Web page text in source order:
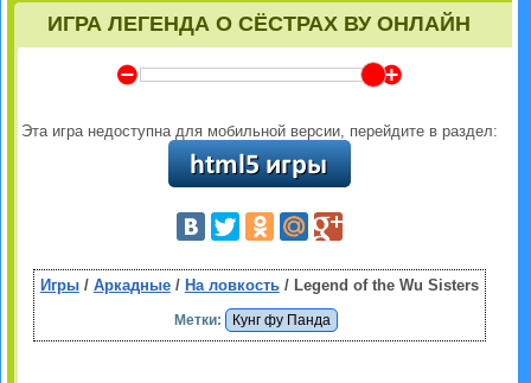
ИГРА ЛЕГЕНДА О СЁСТРАХ ВУ ОНЛАЙН
Y Z
Эта игра недоступна для мобильной версии, перейдите в раздел:
Игры/ Аркадные/ На ловкость/ Legend of the Wu Sisters
Метки: Кунг фу Панда